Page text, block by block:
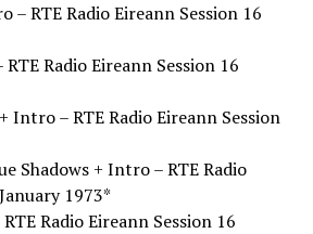
– RTE Radio Eireann Session 16
Radio Eireann Session 16
Intro – RTE Radio Eireann Session
Shadows + Intro – RTE Radio
1973*
Radio Eireann Session 16